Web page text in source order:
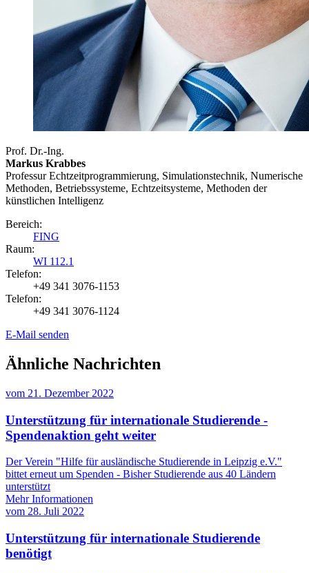
Prof. Dr.-Ing.
Markus Krabbes
Professur Echtzeitprogrammierung, Simulationstechnik, Numerische
Methoden, Betriebssysteme, Echtzeitsysteme, Methoden der
künstlichen Intelligenz
Bereich:
FING
Raum:
WI 112.1
Telefon:
+49 341 3076-1153
Telefon:
+49 341 3076-1124
E-Mail senden
Ähnliche Nachrichten
vom 21. Dezember 2022
Unterstützung für internationale Studierende -
Spendenaktion geht weiter
Der Verein "Hilfe für ausländische Studierende in Leipzig e.V."
bittet erneut um Spenden - Bisher Studierende aus 40 Ländern
unterstützt
Mehr Informationen
vom 28. Juli 2022
Unterstützung für internationale Studierende
benötigt